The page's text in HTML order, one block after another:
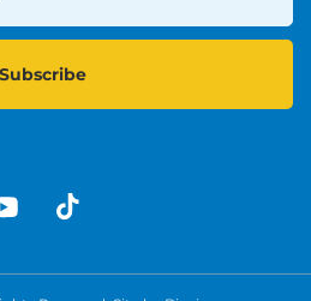
Subscribe